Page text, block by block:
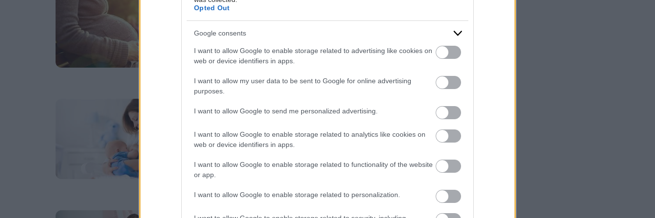
Opted Out
Google consents
I want to allow Google to enable storage related to advertising like cookies on
web or device identifiers in apps.
I want to allow my user data to be sent to Google for online advertising
purposes.
I want to allow Google to send me personalized advertising.
I want to allow Google to enable storage related to analytics like cookies on
web or device identifiers in apps.
I want to allow Google to enable storage related to functionality of the website
or app.
I want to allow Google to enable storage related to personalization.
Πραγματοποιήθηκε το 4ο Πανελλήνιο Συνέδριο
Αναπαραγωγικής Ιατρικής
Τις εργασίες του Συνεδρίου παρακολούθησαν 300 περίπου
επιστήμονες από την Ελλάδα και το εξωτερικό.
θηλασμό
Oι γυναίκες θα πρέπει να υποβάλλονται σε περιοδικές
ελέγχου.
Τρίτη, 05 Μαρτίου 2024, 19:30